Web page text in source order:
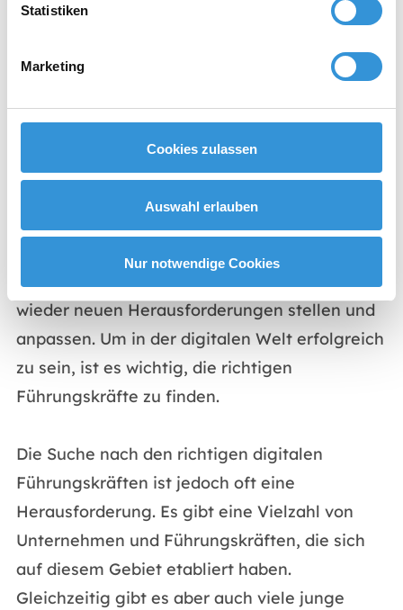
Statistiken
Marketing
Cookies zulassen
Auswahl erlauben
Nur notwendige Cookies
richtigen Führungskräften zu helfen.
Die Zukunft der digitalen
ständigen Wandel. Auch die
und Führungskräfte stellen müssen, ändern
Führungskräfte müssen sich daher immer
wieder neuen Herausforderungen stellen und
anpassen. Um in der digitalen Welt erfolgreich
zu sein, ist es wichtig, die richtigen
Führungskräfte zu finden.
Die Suche nach den richtigen digitalen
Führungskräften ist jedoch oft eine
Herausforderung. Es gibt eine Vielzahl von
Unternehmen und Führungskräften, die sich
auf diesem Gebiet etabliert haben.
Gleichzeitig gibt es aber auch viele junge